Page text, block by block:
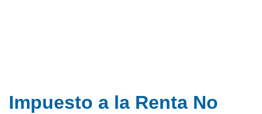
Impuesto a la Renta No